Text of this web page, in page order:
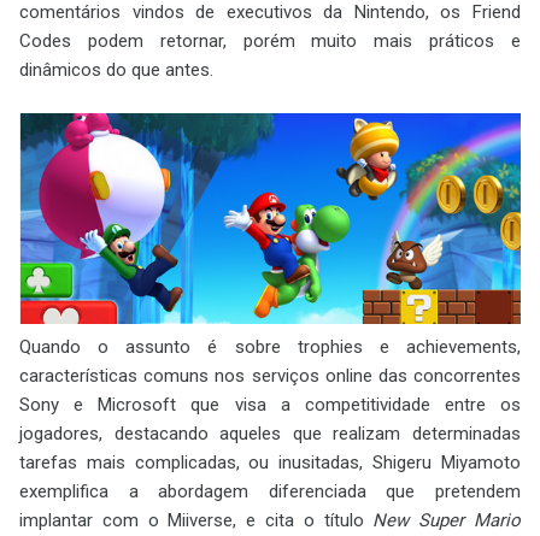
comentários vindos de executivos da Nintendo, os Friend
Codes podem retornar, porém muito mais práticos e
dinâmicos do que antes.
Quando o assunto é sobre trophies e achievements,
características comuns nos serviços online das concorrentes
Sony e Microsoft que visa a competitividade entre os
jogadores, destacando aqueles que realizam determinadas
tarefas mais complicadas, ou inusitadas, Shigeru Miyamoto
exemplifica a abordagem diferenciada que pretendem
implantar com o Miiverse, e cita o título New Super Mario